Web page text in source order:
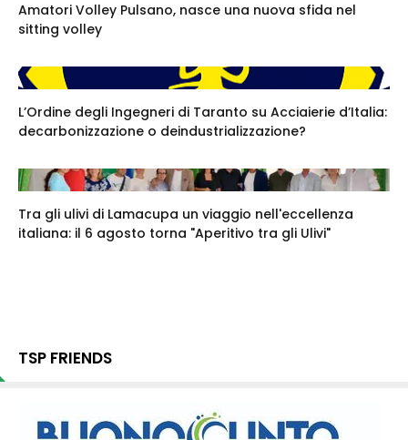
Amatori Volley Pulsano, nasce una nuova sfida nel
sitting volley
L’Ordine degli Ingegneri di Taranto su Acciaierie d’Italia:
decarbonizzazione o deindustrializzazione?
Tra gli ulivi di Lamacupa un viaggio nell'eccellenza
italiana: il 6 agosto torna "Aperitivo tra gli Ulivi"
TSP FRIENDS